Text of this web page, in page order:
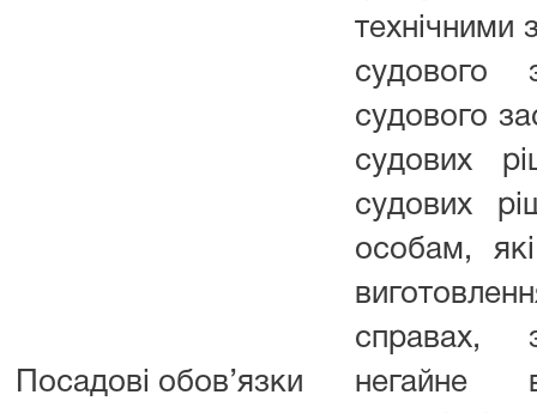
Посадові обов’язки
технічними
судового
судового
судових
судових
особам,
справах,
негайне